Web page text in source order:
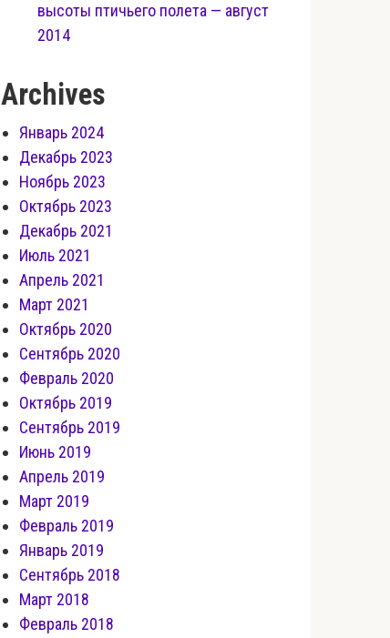
высоты птичьего полета — август
2014
Archives
Январь 2024
Декабрь 2023
Ноябрь 2023
Октябрь 2023
Декабрь 2021
Июль 2021
Апрель 2021
Март 2021
Октябрь 2020
Сентябрь 2020
Февраль 2020
Октябрь 2019
Сентябрь 2019
Июнь 2019
Апрель 2019
Март 2019
Февраль 2019
Январь 2019
Сентябрь 2018
Март 2018
Февраль 2018